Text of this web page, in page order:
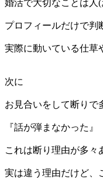
婚活で大切なことは人(
プロフィールだけで判
実際に動いている仕草
次に
お見合いをして断りで
『話が弾まなかった』
これは断り理由が多々
実は違う理由だけど、